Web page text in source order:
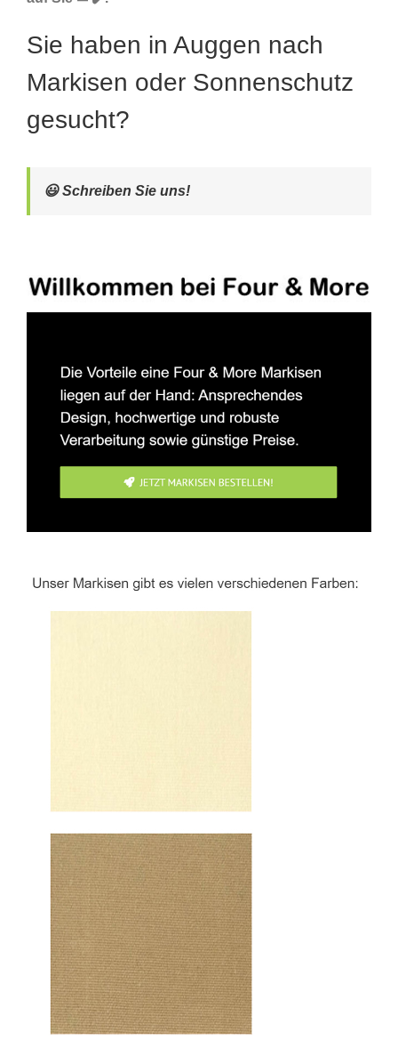
Sie haben in Auggen nach
Markisen oder Sonnenschutz
gesucht?
😃 Schreiben Sie uns!